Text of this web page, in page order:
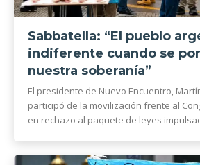
Sabbatella: “El pueblo
indiferente cuando se
nuestra soberanía”
El presidente de Nuevo Encuentro,
participó de la movilización frente al
en rechazo al paquete de leyes